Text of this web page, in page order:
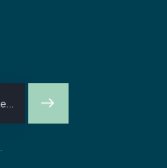
SUSCRI
.